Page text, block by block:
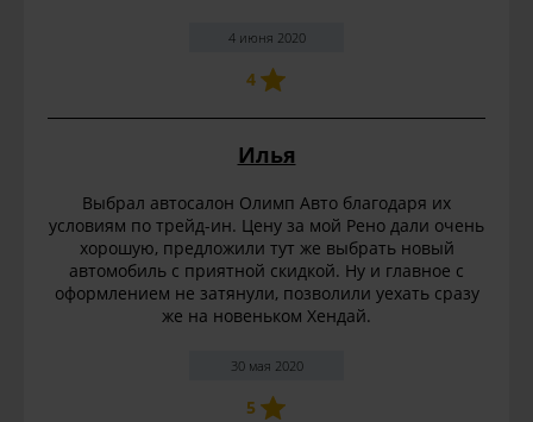
4 июня 2020
4
Илья
Выбрал автосалон Олимп Авто благодаря их
условиям по трейд-ин. Цену за мой Рено дали очень
хорошую, предложили тут же выбрать новый
автомобиль с приятной скидкой. Ну и главное с
оформлением не затянули, позволили уехать сразу
же на новеньком Хендай.
30 мая 2020
5